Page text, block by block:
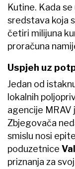
Kutine. Kada
sredstava koja
četiri milijuna
proračuna
Uspjeh uz
Jedan od
lokalnih
agencije MRAV
Zbjegovača
smislu nosi
poduzetnice
priznanja za